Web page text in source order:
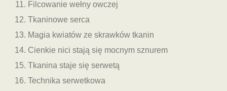
Filcowanie wełny owczej
Tkaninowe serca
Magia kwiatów ze skrawków tkanin
Cienkie nici stają się mocnym sznurem
Tkanina staje się serwetą
Technika serwetkowa